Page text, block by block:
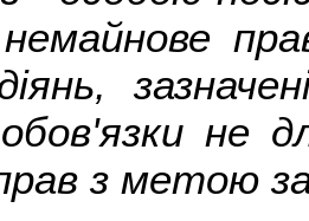
не
з метою